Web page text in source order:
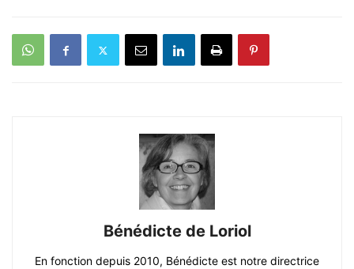
Bénédicte de Loriol
En fonction depuis 2010, Bénédicte est notre directrice